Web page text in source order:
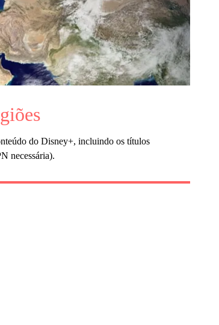
do Disney+, incluindo os títulos
necessária).